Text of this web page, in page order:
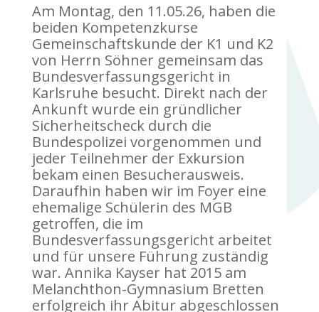
Am Montag, den 11.05.26, haben die
beiden Kompetenzkurse
Gemeinschaftskunde der K1 und K2
von Herrn Söhner gemeinsam das
Bundesverfassungsgericht in
Karlsruhe besucht. Direkt nach der
Ankunft wurde ein gründlicher
Sicherheitscheck durch die
Bundespolizei vorgenommen und
jeder Teilnehmer der Exkursion
bekam einen Besucherausweis.
Daraufhin haben wir im Foyer eine
ehemalige Schülerin des MGB
getroffen, die im
Bundesverfassungsgericht arbeitet
und für unsere Führung zuständig
war. Annika Kayser hat 2015 am
Melanchthon-Gymnasium Bretten
erfolgreich ihr Abitur abgeschlossen